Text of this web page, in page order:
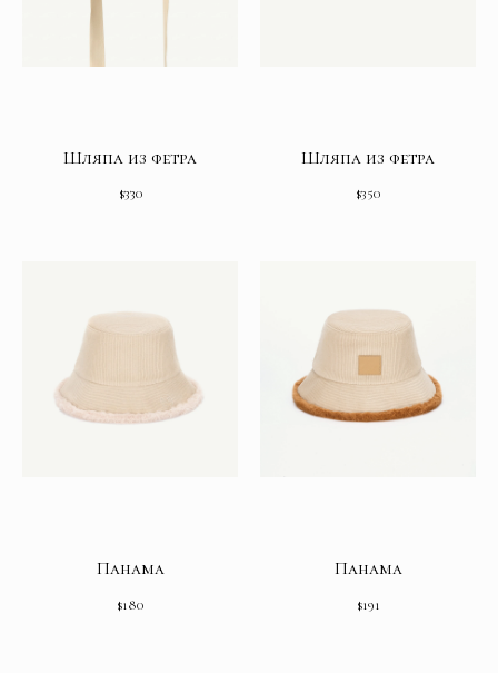
Шляпа из фетра
$330
Шляпа из фетра
$350
Панама
$180
Панама
$191